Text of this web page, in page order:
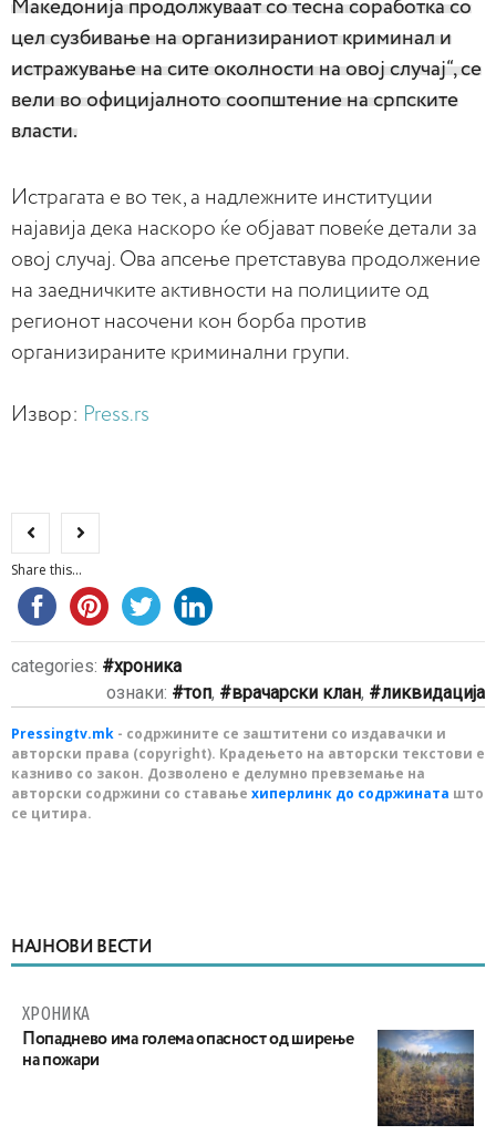
Македонија продолжуваат со тесна соработка со
цел сузбивање на организираниот криминал и
истражување на сите околности на овој случај“, се
вели во официјалното соопштение на српските
власти.
Истрагата е во тек, а надлежните институции
најавија дека наскоро ќе објават повеќе детали за
овој случај. Ова апсење претставува продолжение
на заедничките активности на полициите од
регионот насочени кон борба против
организираните криминални групи.
Извор: Press.rs
Share this...
categories:
хроника
ознаки:
топ, врачарски клан, ликвидација
Pressingtv.mk - содржините се заштитени со издавачки и
авторски права (copyright). Крадењето на авторски текстови е
казниво со закон. Дозволено е делумно превземање на
авторски содржини со ставање хиперлинк до содржината што
се цитира.
НАЈНОВИ ВЕСТИ
ХРОНИКА
Попаднево има голема опасност од ширење
на пожари